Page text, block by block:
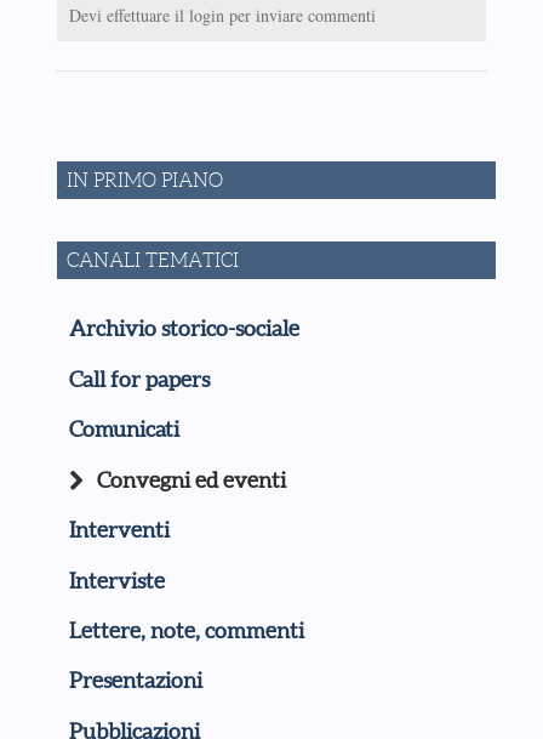
Devi effettuare il login per inviare commenti
IN PRIMO PIANO
CANALI TEMATICI
Archivio storico-sociale
Call for papers
Comunicati
Convegni ed eventi
Interventi
Interviste
Lettere, note, commenti
Presentazioni
Pubblicazioni